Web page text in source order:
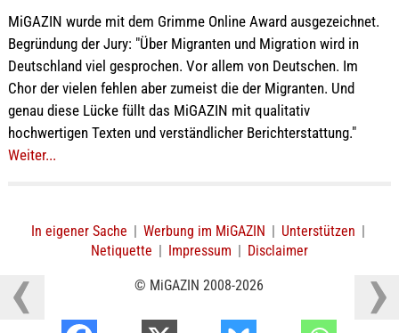
MiGAZIN wurde mit dem Grimme Online Award ausgezeichnet.
Begründung der Jury: "Über Migranten und Migration wird in
Deutschland viel gesprochen. Vor allem von Deutschen. Im
Chor der vielen fehlen aber zumeist die der Migranten. Und
genau diese Lücke füllt das MiGAZIN mit qualitativ
hochwertigen Texten und verständlicher Berichterstattung."
Weiter...
In eigener Sache | Werbung im MiGAZIN | Unterstützen |
Netiquette | Impressum | Disclaimer
© MiGAZIN 2008-2026